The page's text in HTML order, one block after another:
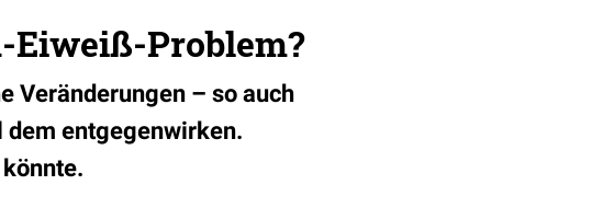
Eiweiß-Problem?
Veränderungen – so auch
dem entgegenwirken.